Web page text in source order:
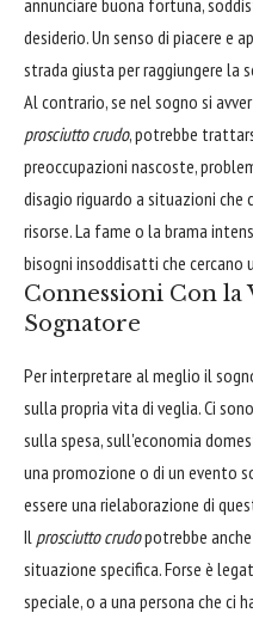
desiderio. Un senso di piacere e
strada giusta per raggiungere la
Al contrario, se nel sogno si
prosciutto crudo, potrebbe
preoccupazioni nascoste,
disagio riguardo a situazioni che
risorse. La fame o la brama
bisogni insoddisatti che cercano
Connessioni Con la
Sognatore
Per interpretare al meglio il
sulla propria vita di veglia. Ci
sulla spesa, sull'economia
una promozione o di un evento
essere una rielaborazione di
Il prosciutto crudopotrebbe
situazione specifica. Forse è
speciale, o a una persona che